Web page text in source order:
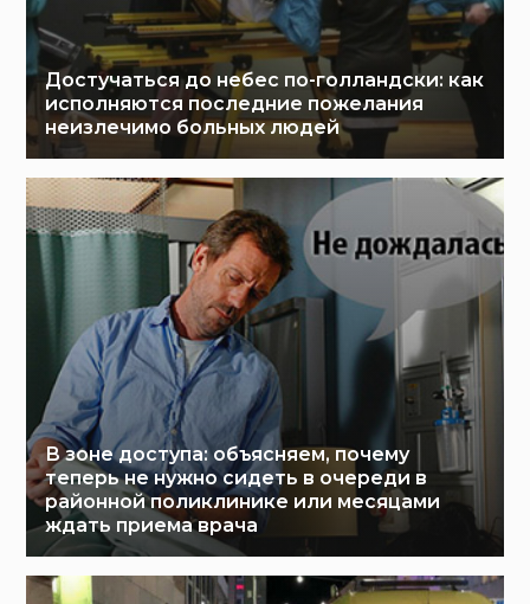
Достучаться до небес по-голландски: как
исполняются последние пожелания
неизлечимо больных людей
В зоне доступа: объясняем, почему
теперь не нужно сидеть в очереди в
районной поликлинике или месяцами
ждать приема врача